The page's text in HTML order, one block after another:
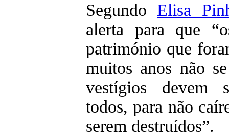
Segundo Elisa
alerta para que
património que
muitos anos não
vestígios devem
todos, para não
serem destruídos”.